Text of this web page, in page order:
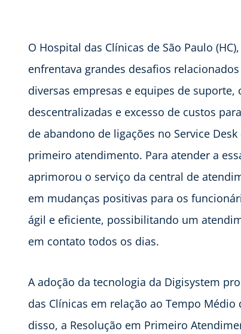
O Hospital das Clínicas de São Paulo
enfrentava grandes desafios
diversas empresas e equipes de
descentralizadas e excesso de custos
de abandono de ligações no Service
primeiro atendimento. Para atender a
aprimorou o serviço da central de
em mudanças positivas para os
ágil e eficiente, possibilitando um
em contato todos os dias.
A adoção da tecnologia da Digisystem
das Clínicas em relação ao Tempo
disso, a Resolução em Primeiro